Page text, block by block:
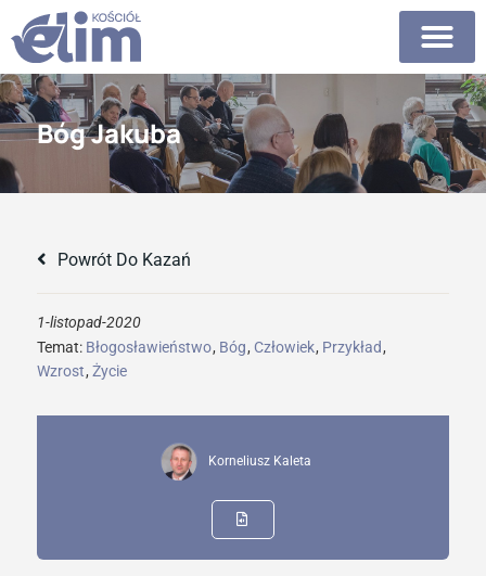
Bóg Jakuba
Powrót Do Kazań
1-listopad-2020
Temat: Błogosławieństwo, Bóg, Człowiek, Przykład,
Wzrost, Życie
Korneliusz Kaleta